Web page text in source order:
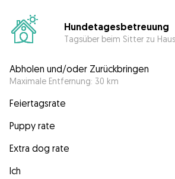
Hundetagesbetreuung
Tagsüber beim Sitter zu
Abholen und/oder Zurückbringen
Maximale Entfernung: 30 km
Feiertagsrate
Puppy rate
Extra dog rate
Ich